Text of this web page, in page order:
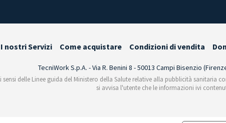
I nostri Servizi Come acquistare Condizioni di vendita
TecniWork S.p.A. - Via R. Benini 8 - 50013 Campi Bisenzio
sensi delle Linee guida del Ministero della Salute relative alla pubblicità
si avvisa l'utente che le informazioni ivi